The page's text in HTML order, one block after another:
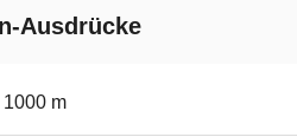
Ausdrücke
1000 m